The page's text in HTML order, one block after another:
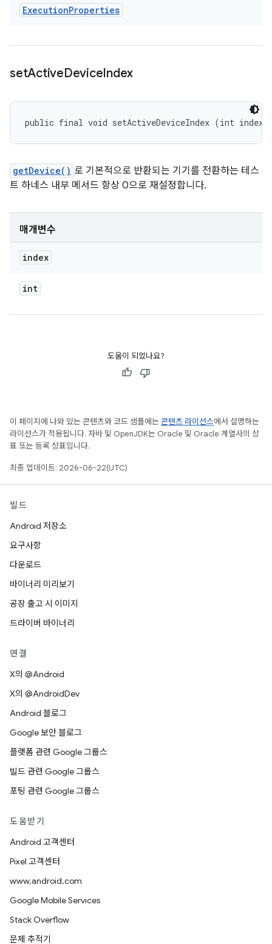
ExecutionProperties
setActiveDeviceIndex
public final void setActiveDeviceIndex (int index)
getDevice() 로 기본적으로 반환되는 기기를 전환하는 테스
트 하네스 내부 메서드 항상 0으로 재설정합니다.
매개변수
index
int
도움이 되었나요?
이 페이지에 나와 있는 콘텐츠와 코드 샘플에는 콘텐츠 라이선스에서 설명하는
라이선스가 적용됩니다. 자바 및 OpenJDK는 Oracle 및 Oracle 계열사의 상
표 또는 등록 상표입니다.
최종 업데이트: 2026-06-22(UTC)
빌드
Android 저장소
요구사항
다운로드
바이너리 미리보기
공장 출고 시 이미지
드라이버 바이너리
연결
X의 @Android
X의 @AndroidDev
Android 블로그
Google 보안 블로그
플랫폼 관련 Google 그룹스
빌드 관련 Google 그룹스
포팅 관련 Google 그룹스
도움받기
Android 고객센터
Pixel 고객센터
www.android.com
Google Mobile Services
Stack Overflow
문제 추적기